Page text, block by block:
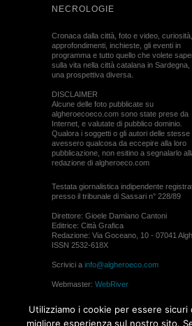
NECROLOGIE
Cronaca dalla città, foto e video, curiosità,
approfondimenti, inchieste, gli eventi in
programma e tutto quello che volete
sulla vita nella città catalana in Sardegna,
una prospettiva diversa.
DISCLAIMER
Alcune delle foto pubblicate su
algheroecoeco.com sono state prese da
Internet, e valutate di pubblico dominio.
Qualora i soggetti o gli autori delle stesse
avessero qualcosa da eccepire alla loro
pubblicazione, non esitino a segnalarlo
redazione di algheroeco.com
Testata giornalistica indipendente
presso il tribunale di Sassari n° 228/89
Direttore: Gioele Damiano Cantoni
Editrice: Città Grafica
Redazione: Via Goceano, 10 - 07041
ISSN 2532-618X
Scrivici a info@algheroeco.com
Webmaster: WebRiver
permesso di algheroeco.com
Utilizziamo i cookie per essere sicuri
migliore esperienza sul nostro sito.